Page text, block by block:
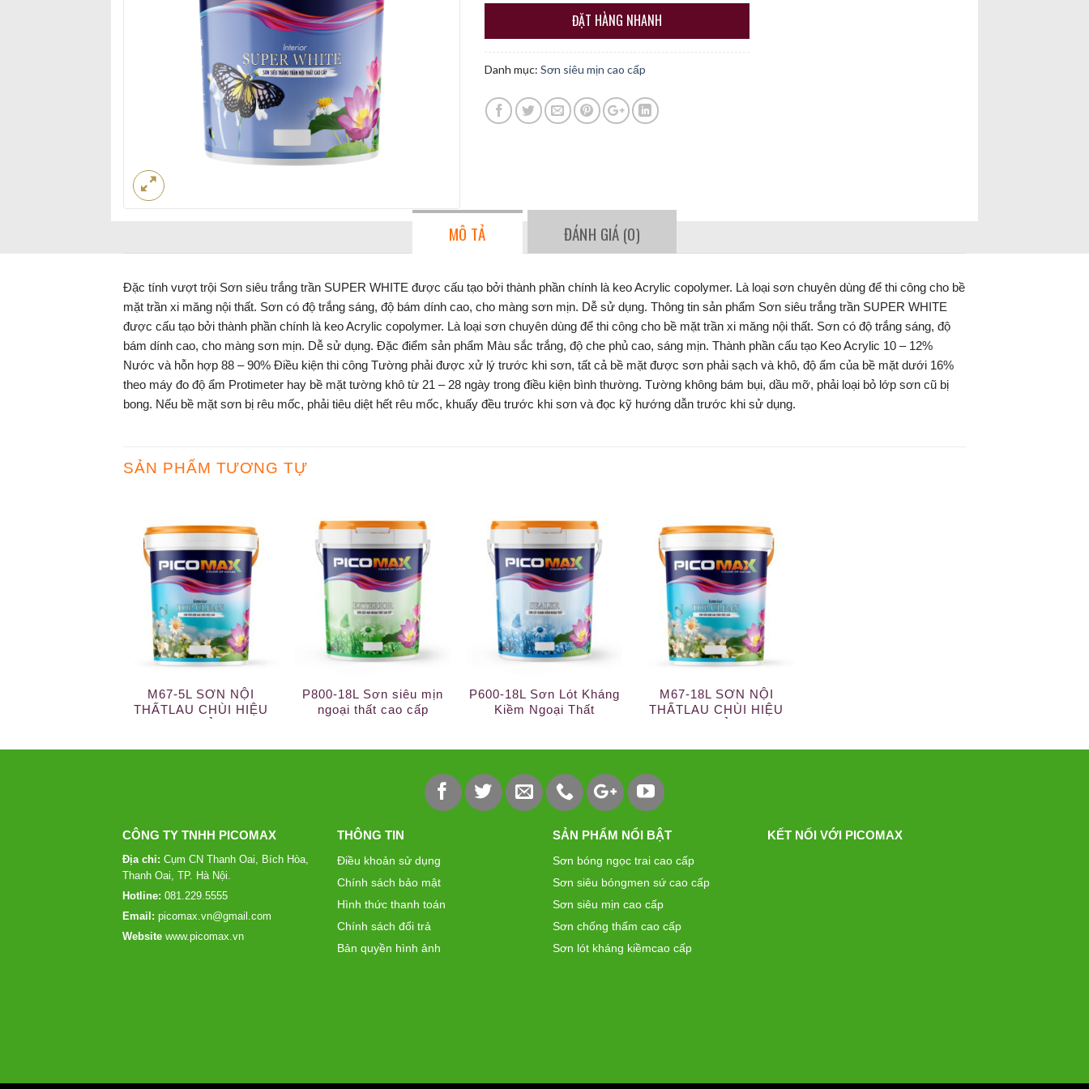
ĐẶT HÀNG NHANH
Danh mục: Sơn siêu mịn cao cấp
MÔ TẢ ĐÁNH GIÁ (0)
Đặc tính vượt trội Sơn siêu trắng trần SUPER WHITE được cấu tạo bởi thành phần chính là keo Acrylic copolymer. Là loại sơn chuyên dùng để thi công cho bề
mặt trần xi măng nội thất. Sơn có độ trắng sáng, độ bám dính cao, cho màng sơn mịn. Dễ sử dụng. Thông tin sản phẩm Sơn siêu trắng trần SUPER WHITE
được cấu tạo bởi thành phần chính là keo Acrylic copolymer. Là loại sơn chuyên dùng để thi công cho bề mặt trần xi măng nội thất. Sơn có độ trắng sáng, độ
bám dính cao, cho màng sơn mịn. Dễ sử dụng. Đặc điểm sản phẩm Màu sắc trắng, độ che phủ cao, sáng mịn. Thành phần cấu tạo Keo Acrylic 10 – 12%
Nước và hỗn hợp 88 – 90% Điều kiện thi công Tường phải được xử lý trước khi sơn, tất cả bề mặt được sơn phải sạch và khô, độ ẩm của bề mặt dưới 16%
theo máy đo độ ẩm Protimeter hay bề mặt tường khô từ 21 – 28 ngày trong điều kiện bình thường. Tường không bám bụi, dầu mỡ, phải loại bỏ lớp sơn cũ bị
bong. Nếu bề mặt sơn bị rêu mốc, phải tiêu diệt hết rêu mốc, khuấy đều trước khi sơn và đọc kỹ hướng dẫn trước khi sử dụng.
SẢN PHẨM TƯƠNG TỰ
M67-5L SƠN NỘI
THẤTLAU CHÙI HIỆU
P800-18L Sơn siêu mịn
ngoại thất cao cấp
P600-18L Sơn Lót Kháng
Kiềm Ngoại Thất
M67-18L SƠN NỘI
THẤTLAU CHÙI HIỆU
CÔNG TY TNHH PICOMAX
Địa chỉ: Cụm CN Thanh Oai, Bích Hòa,
Thanh Oai, TP. Hà Nội.
Hotline: 081.229.5555
Email: picomax.vn@gmail.com
Websitewww.picomax.vn
THÔNG TIN
Điều khoản sử dụng
Chính sách bảo mật
Hình thức thanh toán
Chính sách đổi trả
Bản quyền hình ảnh
SẢN PHẨM NỔI BẬT
Sơn bóng ngọc trai cao cấp
Sơn siêu bóngmen sứ cao cấp
Sơn siêu mịn cao cấp
Sơn chống thấm cao cấp
Sơn lót kháng kiềmcao cấp
KẾT NỐI VỚI PICOMAX